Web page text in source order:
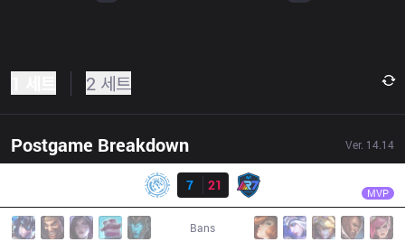
2 세트
Postgame Breakdown Ver. 14.14
7
21 MVP
Bans